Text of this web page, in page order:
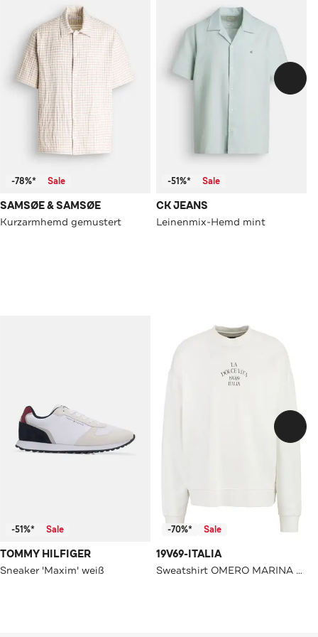
-78%* Sale
SAMSØE & SAMSØE
Kurzarmhemd gemustert
-51%* Sale
CK JEANS
Leinenmix-Hemd mint
-51%* Sale
TOMMY HILFIGER
Sneaker 'Maxim' weiß
-70%* Sale
19V69-ITALIA
Sweatshirt OMERO MARINA OFF-WHITE